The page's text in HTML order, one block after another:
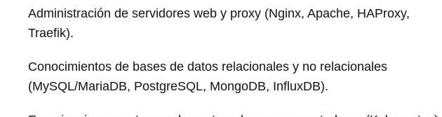
Administración de servidores web y proxy (Nginx, Apache, HAProxy,
Traefik).
Conocimientos de bases de datos relacionales y no relacionales
(MySQL/MariaDB, PostgreSQL, MongoDB, InfluxDB).